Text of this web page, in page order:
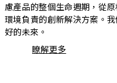
慮產品的整個生命週期，從
環境負責的創新解決方案。
好的未來。
瞭解更多